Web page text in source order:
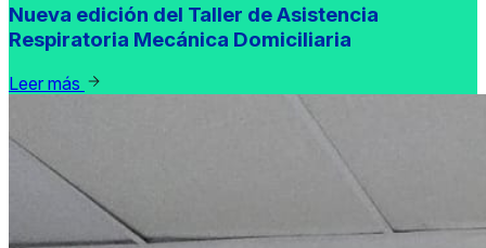
Nueva edición del Taller de Asistencia
Respiratoria Mecánica Domiciliaria
Leer más